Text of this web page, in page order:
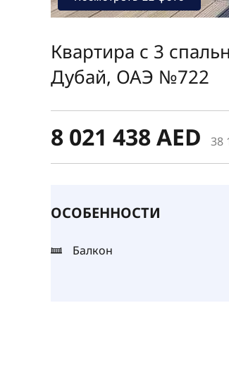
Квартира с 3
Дубай, ОАЭ №722
8 021 438 AED 38
ОСОБЕННОСТИ
Балкон